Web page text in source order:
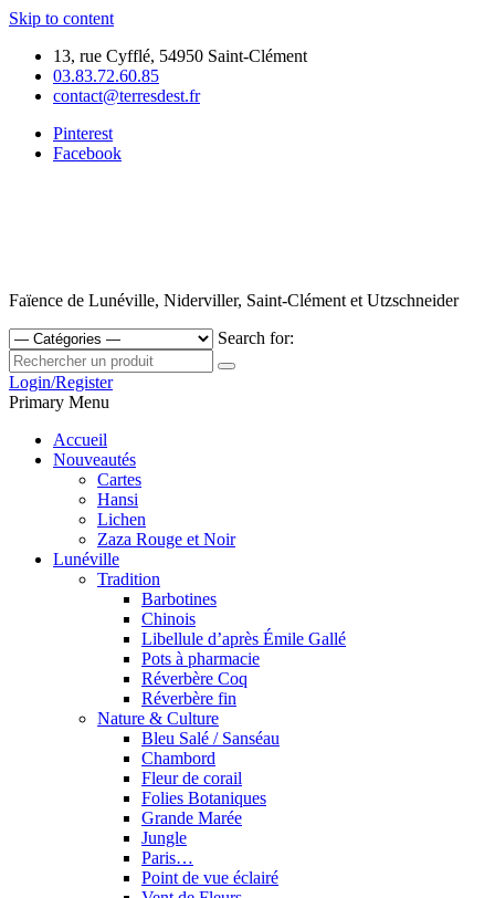
Skip to content
13, rue Cyfflé, 54950 Saint-Clément
03.83.72.60.85
contact@terresdest.fr
Pinterest
Facebook
Faïence de Lunéville, Niderviller, Saint-Clément et Utzschneider
Search for:
Login/Register
Primary Menu
Accueil
Nouveautés
Cartes
Hansi
Lichen
Zaza Rouge et Noir
Lunéville
Tradition
Barbotines
Chinois
Libellule d’après Émile Gallé
Pots à pharmacie
Réverbère Coq
Réverbère fin
Nature & Culture
Bleu Salé / Sanséau
Chambord
Fleur de corail
Folies Botaniques
Grande Marée
Jungle
Paris…
Point de vue éclairé